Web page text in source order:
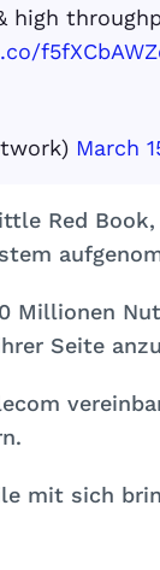
high
March
Red
Millionen
Seite
mit sich